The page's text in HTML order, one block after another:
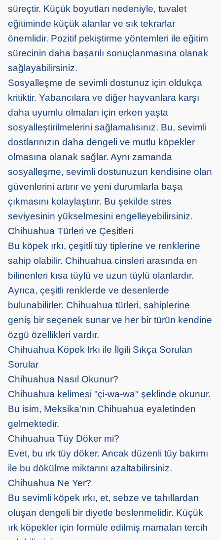
süreçtir. Küçük boyutları nedeniyle, tuvalet
eğitiminde küçük alanlar ve sık tekrarlar
önemlidir. Pozitif pekiştirme yöntemleri ile eğitim
sürecinin daha başarılı sonuçlanmasına olanak
sağlayabilirsiniz.
Sosyalleşme de sevimli dostunuz için oldukça
kritiktir. Yabancılara ve diğer hayvanlara karşı
daha uyumlu olmaları için erken yaşta
sosyalleştirilmelerini sağlamalısınız. Bu, sevimli
dostlarınızın daha dengeli ve mutlu köpekler
olmasına olanak sağlar. Aynı zamanda
sosyalleşme, sevimli dostunuzun kendisine olan
güvenlerini artırır ve yeni durumlarla başa
çıkmasını kolaylaştırır. Bu şekilde stres
seviyesinin yükselmesini engelleyebilirsiniz.
Chihuahua Türleri ve Çeşitleri
Bu köpek ırkı, çeşitli tüy tiplerine ve renklerine
sahip olabilir. Chihuahua cinsleri arasında en
bilinenleri kısa tüylü ve uzun tüylü olanlardır.
Ayrıca, çeşitli renklerde ve desenlerde
bulunabilirler. Chihuahua türleri, sahiplerine
geniş bir seçenek sunar ve her bir türün kendine
özgü özellikleri vardır.
Chihuahua Köpek Irkı ile İlgili Sıkça Sorulan
Sorular
Chihuahua Nasıl Okunur?
Chihuahua kelimesi "çi-wa-wa" şeklinde okunur.
Bu isim, Meksika'nın Chihuahua eyaletinden
gelmektedir.
Chihuahua Tüy Döker mi?
Evet, bu ırk tüy döker. Ancak düzenli tüy bakımı
ile bu dökülme miktarını azaltabilirsiniz.
Chihuahua Ne Yer?
Bu sevimli köpek ırkı, et, sebze ve tahıllardan
oluşan dengeli bir diyetle beslenmelidir. Küçük
ırk köpekler için formüle edilmiş mamaları tercih